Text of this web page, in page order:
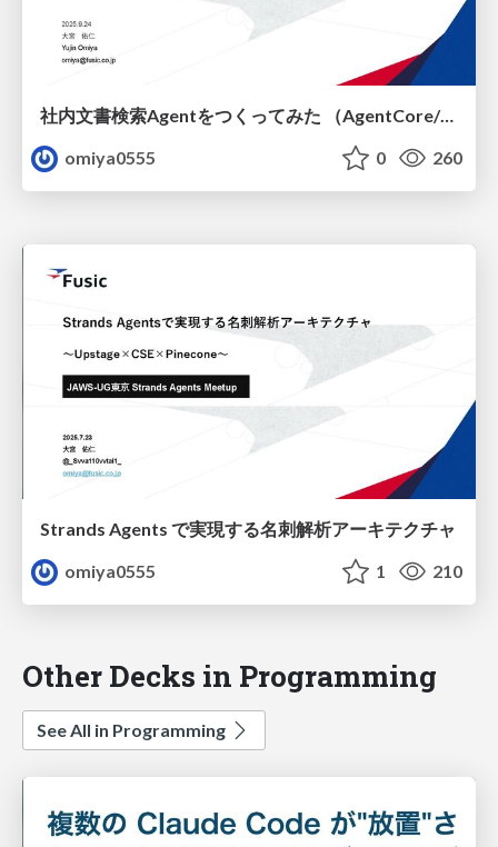
社内文書検索Agentをつくってみた （AgentCore/Strands Agents/Slack Bot）
omiya0555
0 260
Strands Agents で実現する名刺解析アーキテクチャ
omiya0555
1 210
Other Decks in Programming
See All in Programming